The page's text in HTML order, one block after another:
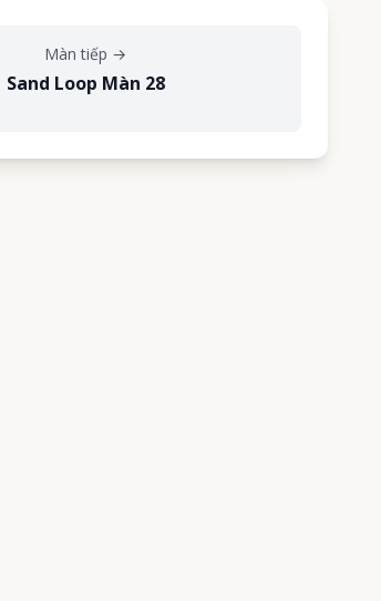
Màn tiếp →
Sand Loop Màn 28